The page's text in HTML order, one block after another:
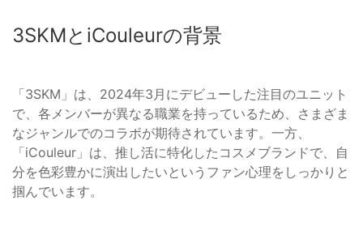
3SKMとiCouleurの背景
「3SKM」は、2024年3月にデビューした注目のユニット
で、各メンバーが異なる職業を持っているため、さまざま
なジャンルでのコラボが期待されています。一方、
「iCouleur」は、推し活に特化したコスメブランドで、自
分を色彩豊かに演出したいというファン心理をしっかりと
掴んでいます。